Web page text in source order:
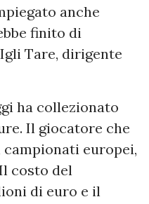
anche
finito di
Tare, dirigente
ha collezionato
Il giocatore che
europei,
costo del
di euro e il